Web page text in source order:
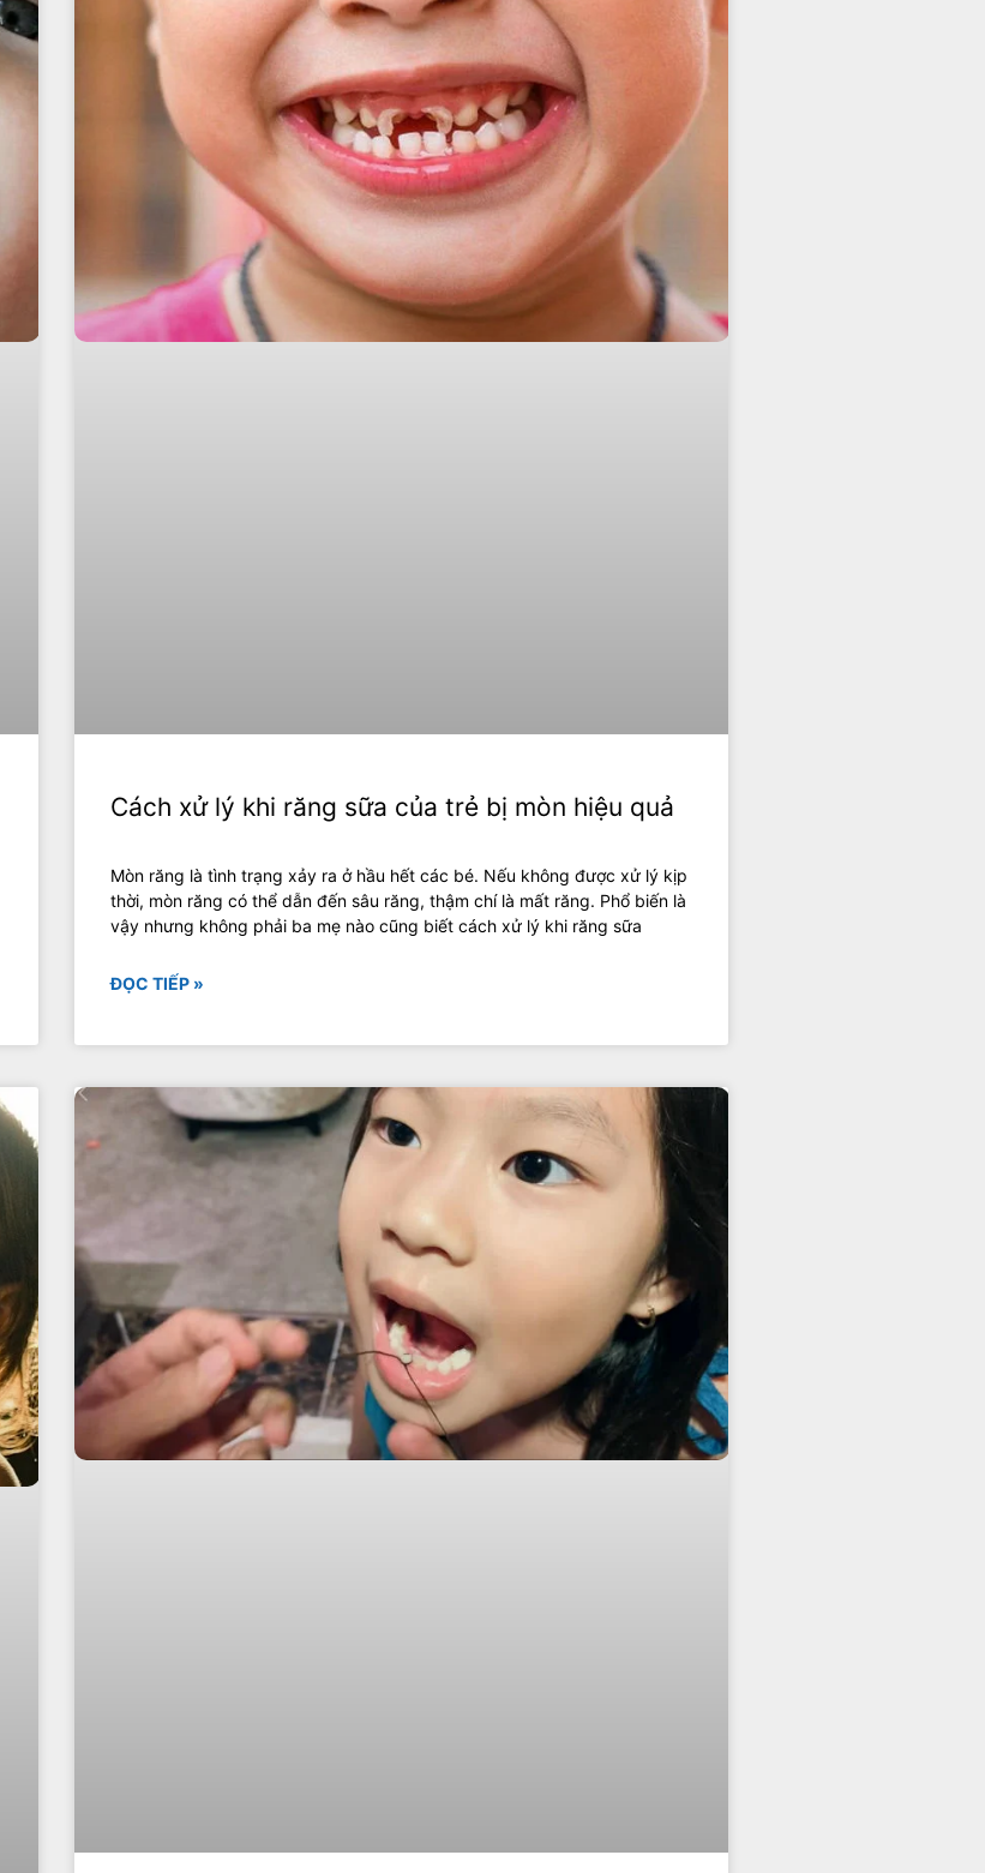
Cách xử lý khi răng sữa của trẻ bị mòn hiệu quả
Mòn răng là tình trạng xảy ra ở hầu hết các bé. Nếu không được xử lý kịp
thời, mòn răng có thể dẫn đến sâu răng, thậm chí là mất răng. Phổ biến là
vậy nhưng không phải ba mẹ nào cũng biết cách xử lý khi răng sữa
ĐỌC TIẾP »